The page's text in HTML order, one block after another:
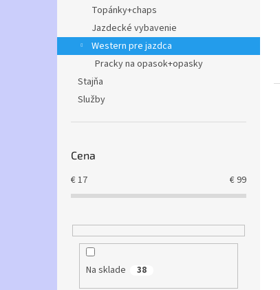
Topánky+chaps
Jazdecké vybavenie
Western pre jazdca
Pracky na opasok+opasky
Stajňa
Služby
Cena
€17 €99
Na sklade 38